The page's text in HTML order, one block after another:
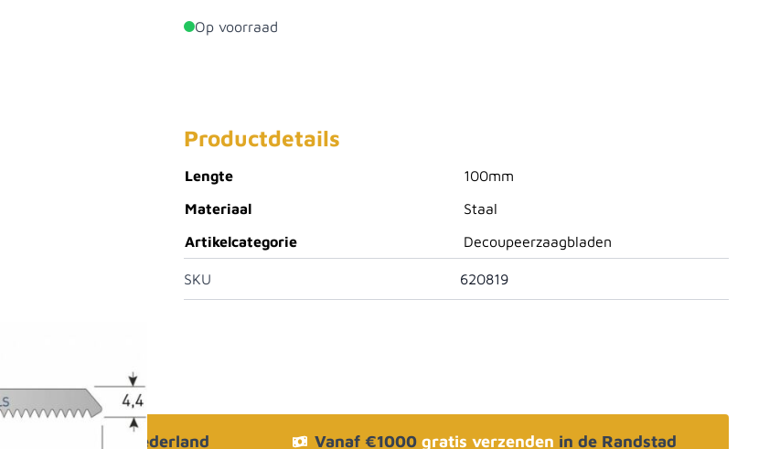
Op voorraad
Productdetails
Lengte
100mm
Materiaal
Staal
Artikelcategorie
Decoupeerzaagbladen
SKU 620819
Bezorgen in heel Nederland Vanaf €1000 gratis verzenden in de Randstad